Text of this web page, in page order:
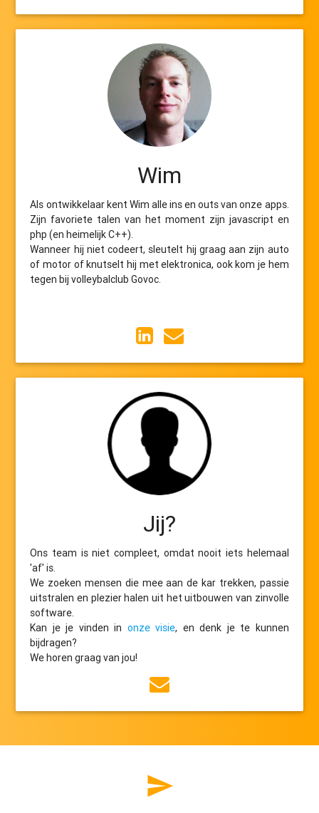
Wim
Als ontwikkelaar kent Wim alle ins en outs van onze apps.
Zijn favoriete talen van het moment zijn javascript en
php (en heimelijk C++).
Wanneer hij niet codeert, sleutelt hij graag aan zijn auto
of motor of knutselt hij met elektronica, ook kom je hem
tegen bij volleybalclub Govoc.
Jij?
Ons team is niet compleet, omdat nooit iets helemaal
'af' is.
We zoeken mensen die mee aan de kar trekken, passie
uitstralen en plezier halen uit het uitbouwen van zinvolle
software.
Kan je je vinden in onze visie, en denk je te kunnen
bijdragen?
We horen graag van jou!